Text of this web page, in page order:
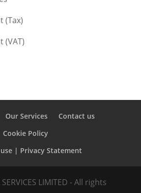
(Tax)
(VAT)
Our Services
Contact us
Cookie Policy
| Privacy Statement
LIMITED - All rights